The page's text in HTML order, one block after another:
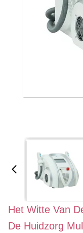
Het Witte Van
De Huidzorg